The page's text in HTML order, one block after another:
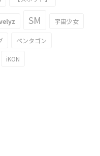
SM 宇宙少女
ペンタゴン
iKON